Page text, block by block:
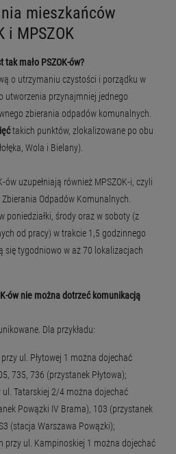
mieszkańców
i MPSZOK
tak mało PSZOK-ów?
o utrzymaniu czystości i porządku w
utworzenia przynajmniej jednego
zbierania odpadów komunalnych.
takich punktów, zlokalizowane po obu
Wola i Bielany).
ów uzupełniają również MPSZOK-i, czyli
Odpadów Komunalnych.
poniedziałki, środy oraz w soboty (z
od pracy) w trakcie 1,5 godzinnego
się tygodniowo w aż 70 lokalizacjach
ów nie można dotrzeć komunikacją
Dla przykładu:
przy ul. Płytowej 1 można dojechać
735, 736 (przystanek Płytowa);
ul. Tatarskiej 2/4 można dojechać
Powązki IV Brama), 103 (przystanek
(stacja Warszawa Powązki);
przy ul. Kampinoskiej 1 można dojechać